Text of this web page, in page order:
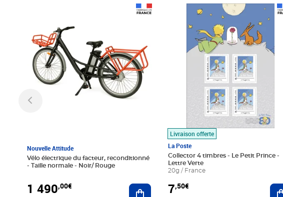
Nouvelle Attitude
Vélo électrique du facteur, reconditionné
- Taille normale - Noir/ Rouge
1 490,00€ Ajouter au panier
Livraison offerte
La Poste
Collector 4 timbres - Le Petit Prince -
Lettre Verte
20g / France
7,50€
Prix 7,50€